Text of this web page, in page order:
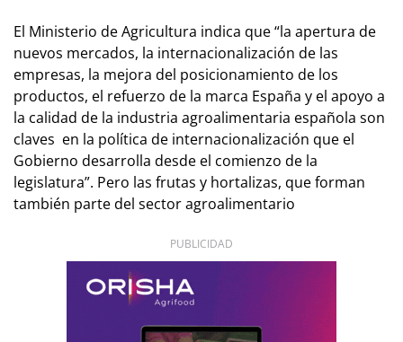
El Ministerio de Agricultura indica que “la apertura de
nuevos mercados, la internacionalización de las
empresas, la mejora del posicionamiento de los
productos, el refuerzo de la marca España y el apoyo a
la calidad de la industria agroalimentaria española son
claves en la política de internacionalización que el
Gobierno desarrolla desde el comienzo de la
legislatura”. Pero las frutas y hortalizas, que forman
también parte del sector agroalimentario
PUBLICIDAD